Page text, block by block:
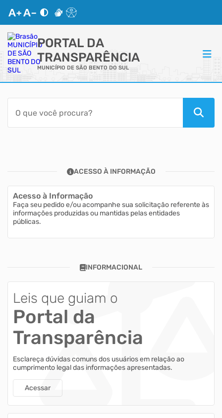
PORTAL DA
TRANSPARÊNCIA
MUNICÍPIO DE SÃO BENTO DO SUL
ACESSO RÁPIDO
Acessibilidade
Autoatendimento
Mapa do Site
ACESSO À INFORMAÇÃO
Acesso à Informação
Faça seu pedido e/ou acompanhe sua solicitação referente às
informações produzidas ou mantidas pelas entidades
públicas.
INFORMACIONAL
Leis que guiam o
Portal da
Transparência
Esclareça dúvidas comuns dos usuários em relação ao
cumprimento legal das informações apresentadas.
Acessar